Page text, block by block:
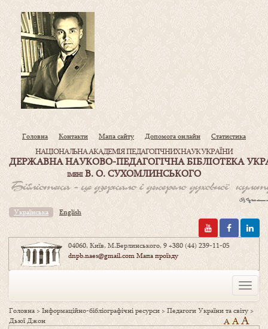
Головна Контакти Мапа сайту Допомога онлайн Статистика
НАЦІОНАЛЬНА АКАДЕМІЯ ПЕДАГОГІЧНИХ НАУК УКРАЇНИ
ДЕРЖАВНА НАУКОВО-ПЕДАГОГІЧНА БІБЛІОТЕКА
ІМЕНІВ. О. СУХОМЛИНСЬКОГО
Українська English
04060, Київ, М.Берлинського, 9+380 (44) 239-11-05
dnpb.naes@gmail.comМапа проїзду
Toggle
Головна >Інформаційно-бібліографічні ресурси >Педагоги України та світу>
Дьюї Джон
A AA